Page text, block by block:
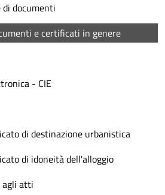
documenti
e certificati in genere
- CIE
di destinazione urbanistica
di idoneità dell'alloggio
agli atti